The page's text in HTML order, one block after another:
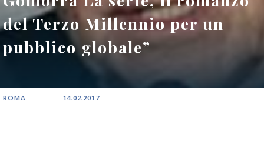
del Terzo Millennio per un
pubblico globale”
ROMA 14.02.2017